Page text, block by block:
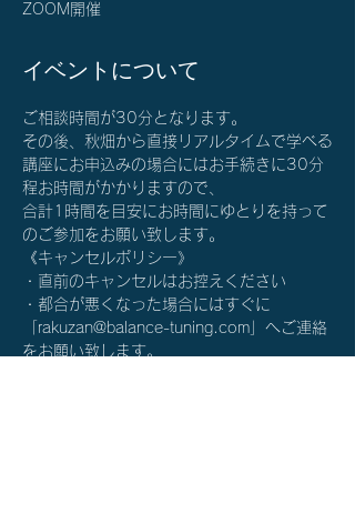
ZOOM開催
イベントについて
ご相談時間が30分となります。
その後、秋畑から直接リアルタイムで学べる
講座にお申込みの場合にはお手続きに30分
程お時間がかかりますので、
合計1時間を目安にお時間にゆとりを持って
のご参加をお願い致します。
《キャンセルポリシー》
・直前のキャンセルはお控えください
・都合が悪くなった場合にはすぐに
「rakuzan@balance-tuning.com」へご連絡
をお願い致します。